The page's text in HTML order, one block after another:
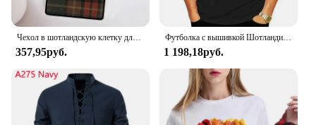
Чехол в шотландскую клетку для Samsung Galaxy S24 Ultra S21 S22 S23 Plus S20 FE S8 S9 S10 Note 10 20
357,95руб.
Футболка с вышивкой Шотландии, шотландский новый лев, флаг страны, верх спецодежды
1 198,18руб.